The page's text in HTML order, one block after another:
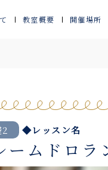
教室概要 開催場所
◆レッスン名
ームドロラ